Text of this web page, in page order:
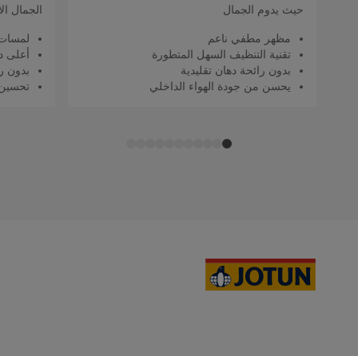
حيث يدوم الجمال
مظهر مطفي ناعم
تقنية التنظيف السهل المتطورة
بدون رائحة دهان تقليدية
يحسن من جودة الهواء الداخلي
الجمال
أعلى
بدون